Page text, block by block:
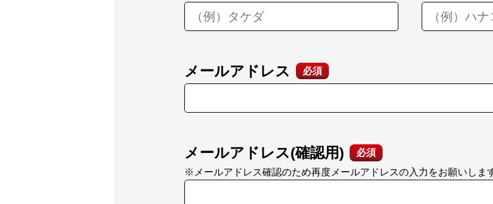
メールアドレス 必須
メールアドレス(確認用)
必須
※メールアドレス確認のため再度メールアドレスの入力をお願いしま